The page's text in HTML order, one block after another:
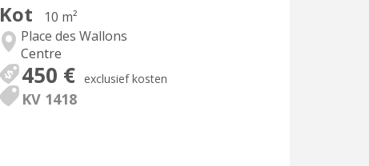
Kot
10 m²
Place des Wallons
Centre
450 € exclusief kosten
KV 1418